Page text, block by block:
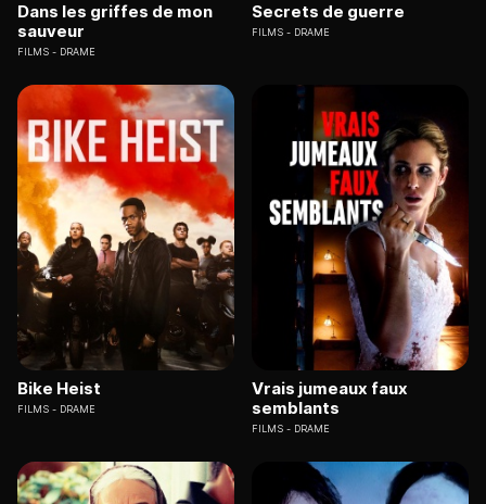
Dans les griffes de mon
sauveur
FILMS DRAME
Secrets de guerre
FILMS DRAME
Bike Heist
FILMS DRAME
Vrais jumeaux faux
semblants
FILMS DRAME